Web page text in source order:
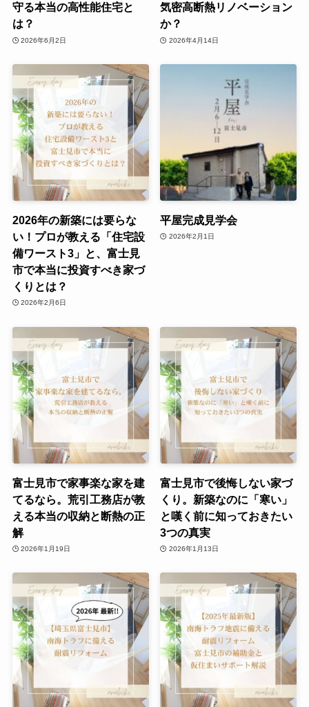
守る本当の高性能住宅と
は？
2026年6月2日
気密高断熱リノベーション
か？
2026年4月14日
2026年の新築には要らな
い！プロが教える「住宅設
備ワースト3」と、富士見
市で本当に投資すべき家づ
くりとは？
2026年2月6日
平屋完成見学会
2026年2月1日
富士見市で家事楽な家を建
てるなら。荒引工務店が教
える本当の収納と断熱の正
解
2026年1月19日
富士見市で後悔しない家づ
くり。新築なのに「寒い」
と嘆く前に知っておきたい
3つの真実
2026年1月13日